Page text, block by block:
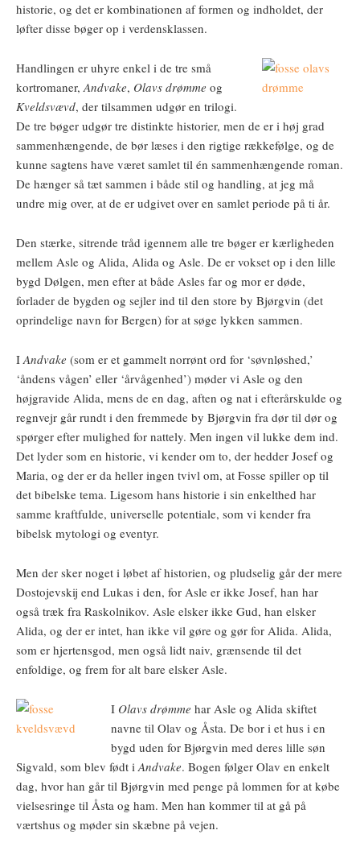
historie, og det er kombinationen af formen og indholdet, der
løfter disse bøger op i verdensklassen.
Handlingen er uhyre enkel i de tre små
kortromaner,Andvake, Olavs drømme og
Kveldsvævd, der tilsammen udgør en trilogi.
De tre bøger udgør tre distinkte historier, men de er i høj grad
sammenhængende, de bør læses i den rigtige rækkefølge, og de
kunne sagtens have været samlet til én sammenhængende roman.
De hænger så tæt sammen i både stil og handling, at jeg må
undre mig over, at de er udgivet over en samlet periode på ti år.
Den stærke, sitrende tråd igennem alle tre bøger er kærligheden
mellem Asle og Alida, Alida og Asle. De er vokset op i den lille
bygd Dølgen, men efter at både Asles far og mor er døde,
forlader de bygden og sejler ind til den store by Bjørgvin (det
oprindelige navn for Bergen) for at søge lykken sammen.
IAndvake (som er et gammelt norrønt ord for ‘søvnløshed,’
‘åndens vågen’ eller ‘årvågenhed’) møder vi Asle og den
højgravide Alida, mens de en dag, aften og nat i efterårskulde og
regnvejr går rundt i den fremmede by Bjørgvin fra dør til dør og
spørger efter mulighed for nattely. Men ingen vil lukke dem ind.
Det lyder som en historie, vi kender om to, der hedder Josef og
Maria, og der er da heller ingen tvivl om, at Fosse spiller op til
det bibelske tema. Ligesom hans historie i sin enkelthed har
samme kraftfulde, universelle potentiale, som vi kender fra
bibelsk mytologi og eventyr.
Men der sker noget i løbet af historien, og pludselig går der mere
Dostojevskij end Lukas i den, for Asle er ikke Josef, han har
også træk fra Raskolnikov. Asle elsker ikke Gud, han elsker
Alida, og der er intet, han ikke vil gøre og gør for Alida. Alida,
som er hjertensgod, men også lidt naiv, grænsende til det
enfoldige, og frem for alt bare elsker Asle.
I Olavs drømme har Asle og Alida skiftet
navne til Olav og Åsta. De bor i et hus i en
bygd uden for Bjørgvin med deres lille søn
Sigvald, som blev født iAndvake. Bogen følger Olav en enkelt
dag, hvor han går til Bjørgvin med penge på lommen for at købe
vielsesringe til Åsta og ham. Men han kommer til at gå på
værtshus og møder sin skæbne på vejen.